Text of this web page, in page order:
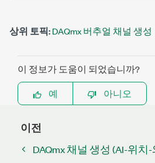
상위 토픽:DAQmx 버추얼 채널 생성
이 정보가 도움이 되었습니까?
예
아니오
이전
DAQmx 채널 생성 (AI-위